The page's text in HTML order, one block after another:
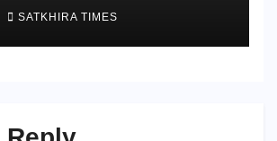
SATKHIRA TIMES